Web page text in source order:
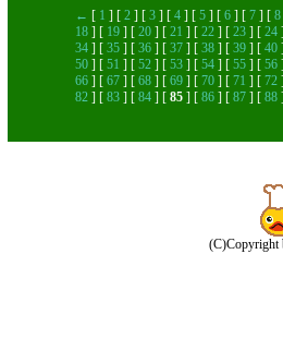
← [ 1 ] [ 2 ] [ 3 ] [ 4 ] [ 5 ] [ 6 ] [ 7 ] [ 8
18 ] [ 19 ] [ 20 ] [ 21 ] [ 22 ] [ 23 ] [ 24
34 ] [ 35 ] [ 36 ] [ 37 ] [ 38 ] [ 39 ] [ 40
50 ] [ 51 ] [ 52 ] [ 53 ] [ 54 ] [ 55 ] [ 56
66 ] [ 67 ] [ 68 ] [ 69 ] [ 70 ] [ 71 ] [ 72
82 ] [ 83 ] [ 84 ] [ 85 ] [ 86 ] [ 87 ] [ 88